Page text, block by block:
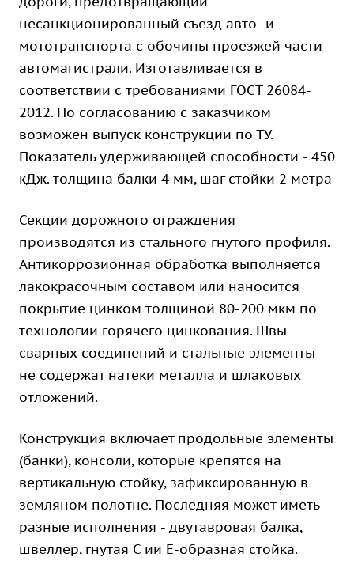
несанкционированный съезд авто- и
мототранспорта с обочины проезжей части
автомагистрали. Изготавливается в
соответствии с требованиями ГОСТ 26084-
2012. По согласованию с заказчиком
возможен выпуск конструкции по ТУ.
Показатель удерживающей способности - 450
кДж. толщина балки 4 мм, шаг стойки 2 метра
Секции дорожного ограждения
производятся из стального гнутого профиля.
Антикоррозионная обработка выполняется
лакокрасочным составом или наносится
покрытие цинком толщиной 80-200 мкм по
технологии горячего цинкования. Швы
сварных соединений и стальные элементы
не содержат натеки металла и шлаковых
отложений.
Конструкция включает продольные элементы
(банки), консоли, которые крепятся на
вертикальную стойку, зафиксированную в
земляном полотне. Последняя может иметь
разные исполнения - двутавровая балка,
швеллер, гнутая С ии Е-образная стойка.